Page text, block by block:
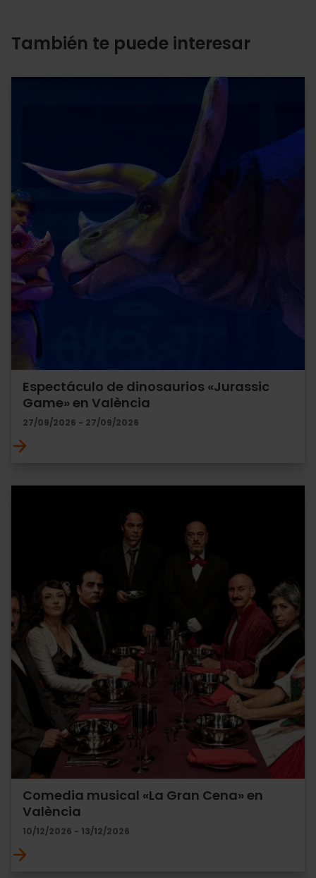
También te puede interesar
Espectáculo de dinosaurios «Jurassic
Game» en València
27/09/2026 - 27/09/2026
Comedia musical «La Gran Cena» en
València
10/12/2026 - 13/12/2026